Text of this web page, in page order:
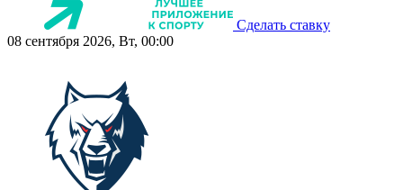
Сделать ставку
08 сентября 2026, Вт, 00:00